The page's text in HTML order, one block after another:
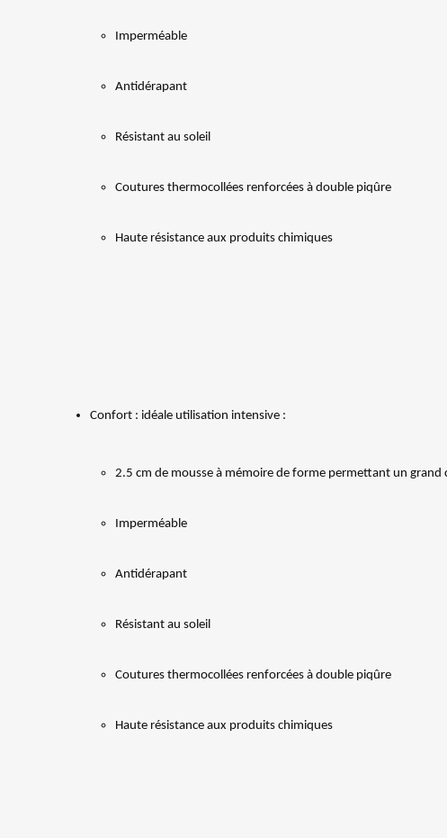
Imperméable
Antidérapant
Résistant au soleil
Coutures thermocollées renforcées à double piqûre
Haute résistance aux produits chimiques
Confort : idéale utilisation intensive :
2.5 cm de mousse à mémoire de forme permettant un
Imperméable
Antidérapant
Résistant au soleil
Coutures thermocollées renforcées à double piqûre
Haute résistance aux produits chimiques